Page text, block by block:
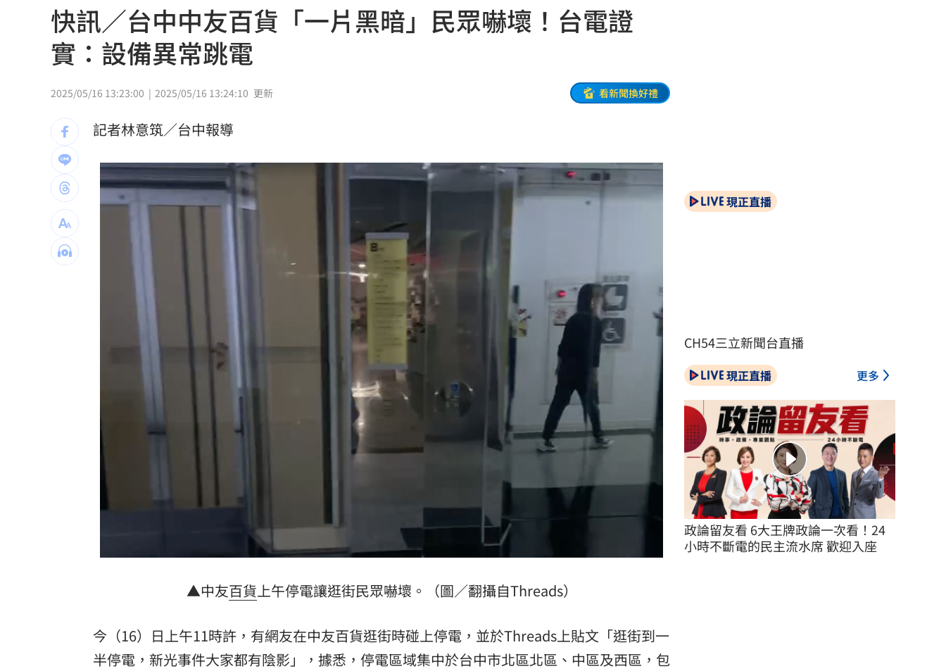
俄羅斯蝗害肆虐如末日 網驚：聖經十災 23:06
慈濟採購BNT遭詐10億 他：不聽衛福部勸
蔡英文做2件事 黃暐瀚：台東變五五波
蔣萬安危險了！《壹蘋》台北市...
父親節真的快樂嗎？房貸10年暴增逾400萬 22:59
富豪遭大義滅親！偷生子竟盜鄰居身份落戶 22:57
慈濟遭詐10億買疫苗！他點出更麻煩的問題 22:56
22:53
圖書館借書作者賺什麼？菜販作家：有錢領 22:53
台灣彩券開獎直播中
快訊／台中中友百貨「一片黑暗」民眾嚇壞！台電證
實：設備異常跳電
2025/05/16 13:23:00 2025/05/16 13:24:10 更新 看新聞換好禮
記者林意筑／台中報導
▲中友百貨上午停電讓逛街民眾嚇壞。（圖／翻攝自Threads）
今（16）日上午11時許，有網友在中友百貨逛街時碰上停電，並於Threads上貼文「逛街到一
半停電，新光事件大家都有陰影」，據悉，停電區域集中於台中市北區北區、中區及西區，包
現正直播
CH54三立新聞台直播
現正直播 更多
政論留友看 6大王牌政論一次看！24
小時不斷電的民主流水席 歡迎入座